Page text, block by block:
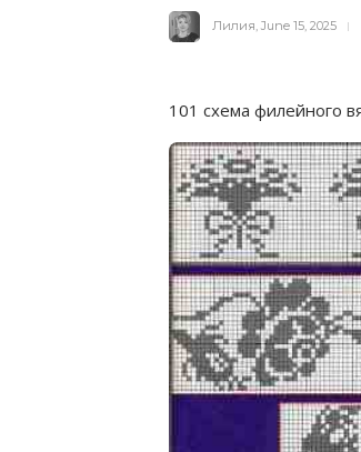
Лилия, June 15, 2025
101 схема филейного